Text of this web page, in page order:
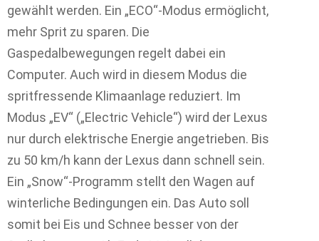
gewählt werden. Ein „ECO“-Modus ermöglicht,
mehr Sprit zu sparen. Die
Gaspedalbewegungen regelt dabei ein
Computer. Auch wird in diesem Modus die
spritfressende Klimaanlage reduziert. Im
Modus „EV“ („Electric Vehicle“) wird der Lexus
nur durch elektrische Energie angetrieben. Bis
zu 50 km/h kann der Lexus dann schnell sein.
Ein „Snow“-Programm stellt den Wagen auf
winterliche Bedingungen ein. Das Auto soll
somit bei Eis und Schnee besser von der